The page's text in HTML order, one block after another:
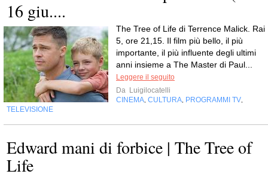
16 giu....
The Tree of Life di Terrence Malick. Rai
5, ore 21,15. Il film più bello, il più
importante, il più influente degli ultimi
anni insieme a The Master di Paul...
Leggere il seguito
Da Luigilocatelli
CINEMA CULTURA PROGRAMMI TV
TELEVISIONE
Edward mani di forbice | The Tree of
Life